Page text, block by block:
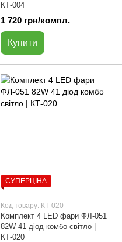
КТ-004
1 720 грн/компл.
Купити
СУПЕРЦІНА
Код товару: КТ-020
Комплект 4 LED фари ФЛ-051
82W 41 діод комбо світло |
КТ-020